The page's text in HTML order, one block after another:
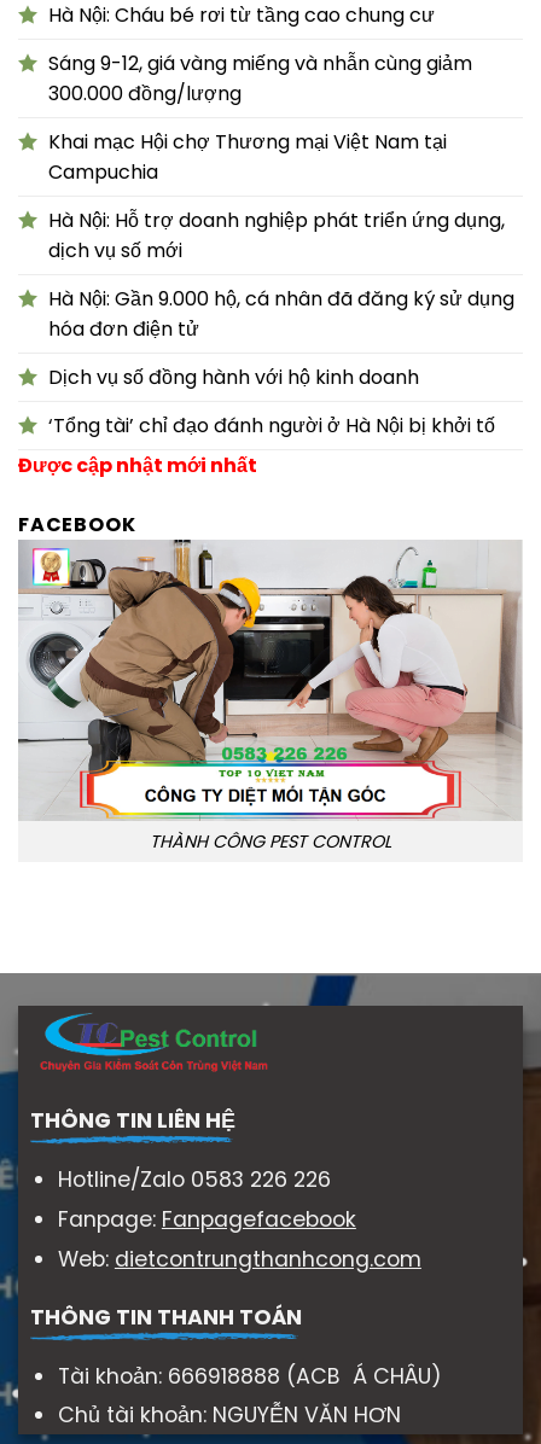
Hà Nội: Cháu bé rơi từ tầng cao chung cư
Sáng 9-12, giá vàng miếng và nhẫn cùng giảm
300.000 đồng/lượng
Khai mạc Hội chợ Thương mại Việt Nam tại
Campuchia
Hà Nội: Hỗ trợ doanh nghiệp phát triển ứng dụng,
dịch vụ số mới
Hà Nội: Gần 9.000 hộ, cá nhân đã đăng ký sử dụng
hóa đơn điện tử
Dịch vụ số đồng hành với hộ kinh doanh
‘Tổng tài’ chỉ đạo đánh người ở Hà Nội bị khởi tố
Được cập nhật mới nhất
FACEBOOK
THÀNH CÔNG PEST CONTROL
THÔNG TIN LIÊN HỆ
Hotline/Zalo 0583 226 226
Fanpage: Fanpagefacebook
Web: dietcontrungthanhcong.com
THÔNG TIN THANH TOÁN
Tài khoản: 666918888 (ACB Á CHÂU)
Chủ tài khoản: NGUYỄN VĂN HƠN